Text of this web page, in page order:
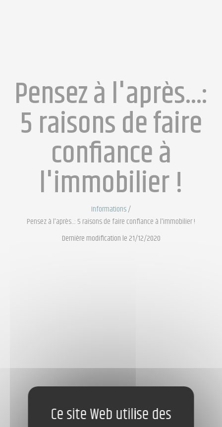
Pensez à l'après...:
5 raisons de faire
confiance à
l'immobilier !
Informations/
Pensez à l'après...: 5 raisons de faire confiance à l'immobilier !
Dernière modification le 21/12/2020